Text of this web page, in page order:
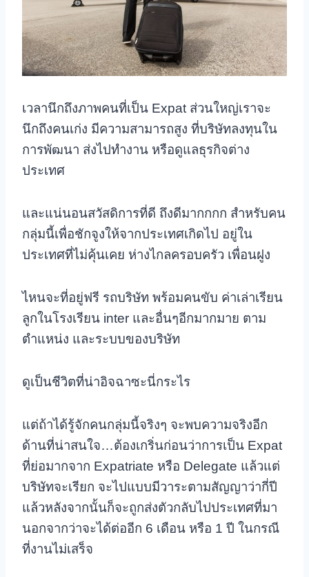
เวลานึกถึงภาพคนที่เป็น Expat ส่วนใหญ่เราจะ
นึกถึงคนเก่ง มีความสามารถสูง ที่บริษัทลงทุนใน
การพัฒนา ส่งไปทำงาน หรือดูแลธุรกิจต่าง
ประเทศ
และแน่นอนสวัสดิการที่ดี ถึงดีมากกกก สำหรับคน
กลุ่มนี้เพื่อชักจูงให้จากประเทศเกิดไป อยู่ใน
ประเทศที่ไม่คุ้นเคย ห่างไกลครอบครัว เพื่อนฝูง
ไหนจะที่อยู่ฟรี รถบริษัท พร้อมคนขับ ค่าเล่าเรียน
ลูกในโรงเรียน inter และอื่นๆอีกมากมาย ตาม
ตำแหน่ง และระบบของบริษัท
ดูเป็นชีวิตที่น่าอิจฉาซะนี่กระไร
แต่ถ้าได้รู้จักคนกลุ่มนี้จริงๆ จะพบความจริงอีก
ด้านที่น่าสนใจ…ต้องเกริ่นก่อนว่าการเป็น Expat
ที่ย่อมากจาก Expatriate หรือ Delegate แล้วแต่
บริษัทจะเรียก จะไปแบบมีวาระตามสัญญาว่ากี่ปี
แล้วหลังจากนั้นก็จะถูกส่งตัวกลับไปประเทศที่มา
นอกจากว่าจะได้ต่ออีก 6 เดือน หรือ 1 ปี ในกรณี
ที่งานไม่เสร็จ